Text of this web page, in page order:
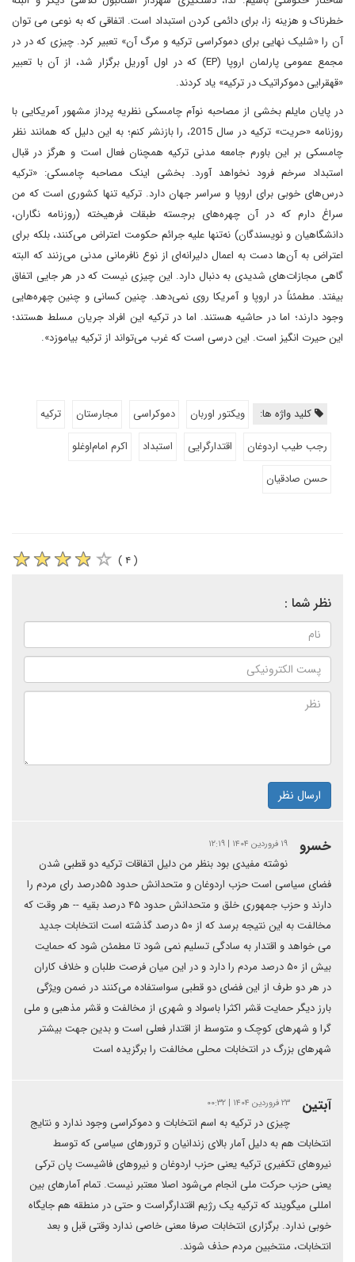
خطرناک و هزینه زا، برای دائمی کردن استبداد است. اتفاقی که به نوعی می توان
آن را «شلیک نهایی برای دموکراسی ترکیه و مرگ آن» تعبیر کرد. چیزی که در در
مجمع عمومی پارلمان اروپا (EP) که در اول آوریل برگزار شد، از آن با تعبیر
«قهقرایی دموکراتیک در ترکیه» یاد کردند.
در پایان مایلم بخشی از مصاحبه نوآم چامسکی نظریه پرداز مشهور آمریکایی با
روزنامه «حریت» ترکیه در سال 2015، را بازنشر کنم؛ به این دلیل که همانند نظر
چامسکی بر این باورم جامعه مدنی ترکیه همچنان فعال است و هرگز در قبال
استبداد سرخم فرود نخواهد آورد. بخشی اینک مصاحبه چامسکی: «ترکیه
درس‌‏های خوبی برای اروپا و سراسر جهان دارد. ترکیه تنها کشوری است که من
سراغ دارم که در آن چهره‌های برجسته طبقات فرهیخته (روزنامه نگاران،
دانشگاهیان و نویسندگان) نه‌تنها علیه جرائم حکومت اعتراض می‌کنند، بلکه برای
اعتراض به آن‌ها دست به اعمال دلیرانه‌ای از نوع نافرمانی مدنی می‏‌زنند که البته
گاهی مجازات‌های شدیدی به دنبال دارد. این چیزی نیست که در هر جایی اتفاق
بیفتد. مطمئناً در اروپا و آمریکا روی نمی‌دهد. چنین کسانی و چنین چهره‌هایی
وجود دارند؛ اما در حاشیه هستند. اما در ترکیه این افراد جریان مسلط هستند؛
این حیرت انگیز است. این درسی است که غرب می‌تواند از ترکیه بیاموزد».
کلید واژه ها: ویکتور اوربان دموکراسی مجارستان
ترکیه
رجب طیب اردوغان
اقتدارگرایی استبداد
اکرم امام‌اوغلو
حسن صادقیان
( ۴ )
نظر شما :
ارسال نظر
خسرو ۱۹ فروردین ۱۴۰۴ | ۱۲:۱۹
نوشته مفیدی بود بنظر من دلیل اتفاقات ترکیه دو قطبی شدن
فضای سیاسی است حزب اردوغان و متحدانش حدود ۵۵درصد رای مردم را
دارند و حزب جمهوری خلق و متحدانش حدود ۴۵ درصد بقیه -- هر وقت که
مخالفت به این نتیجه برسد که از ۵۰ درصد گذشته است انتخابات جدید
می خواهد و اقتدار به سادگی تسلیم نمی شود تا مطمئن شود که حمایت
بیش از ۵۰ درصد مردم را دارد و در این میان فرصت طلبان و خلاف کاران
در هر دو طرف از این فضای دو قطبی سواستفاده می‌کنند در ضمن ویژگی
بارز دیگر حمایت قشر اکثرا باسواد و شهری از مخالفت و قشر مذهبی و ملی
گرا و شهرهای کوچک و متوسط از اقتدار فعلی است و بدین جهت بیشتر
شهرهای بزرگ در انتخابات محلی مخالفت را برگزیده است
آبتین ۲۳ فروردین ۱۴۰۴ | ۰۰:۳۲
چیزی در ترکیه به اسم انتخابات و دموکراسی وجود ندارد و نتایج
انتخابات هم به دلیل آمار بالای زندانیان و ترورهای سیاسی که توسط
نیروهای تکفیری ترکیه یعنی حزب اردوغان و نیروهای فاشیست پان ترکی
یعنی حزب حرکت ملی انجام می‌شود اصلا معتبر نیست. تمام آمارهای بین
امللی میگویند که ترکیه یک رژیم اقتدارگراست و حتی در منطقه هم جایگاه
خوبی ندارد. برگزاری انتخابات صرفا معنی خاصی ندارد وقتی قبل و بعد
انتخابات، منتخبین مردم حذف شوند.